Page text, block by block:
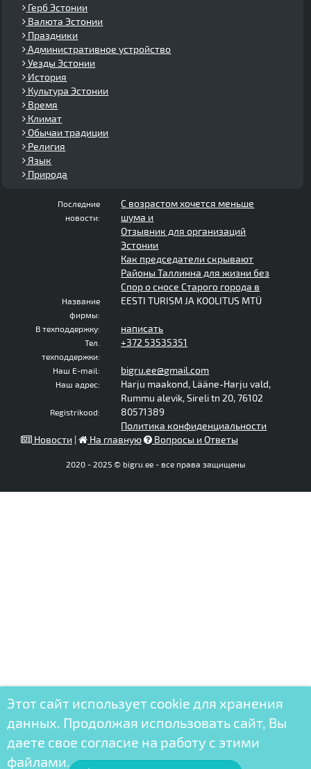
Герб Эстонии
Валюта Эстонии
Праздники
Административное устройство
Уезды Эстонии
История
Культура Эстонии
Время
Климат
Обычаи традиции
Религия
Язык
Природа
Последние
новости:
С возрастом хочется меньше
шума и
Отзывник для организаций
Эстонии
Как председатели скрывают
Районы Таллинна для жизни без
Спор о сносе Старого города в
Название
фирмы:
EESTI TURISM JA KOOLITUS MTÜ
В техподдержку: написать
Тел.
техподдержки:
+372 53535351
Наш E-mail: bigru.ee@gmail.com
Наш адрес:
Harju maakond, Lääne-Harju vald,
Rummu alevik, Sireli tn 20, 76102
Registrikood:
80571389
Политика конфиденциальности
Новости | На главную Вопросы и Ответы
2020 - 2025 © bigru.ee - все права защищены
Этот сайт использует cookie для хранения
данных. Продолжая использовать сайт, Вы
даете свое согласие на работу с этими
файлами.